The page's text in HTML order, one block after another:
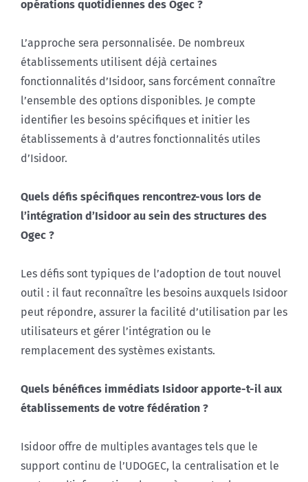
opérations quotidiennes des Ogec ?
L’approche sera personnalisée. De nombreux
établissements utilisent déjà certaines
fonctionnalités d’Isidoor, sans forcément connaître
l’ensemble des options disponibles. Je compte
identifier les besoins spécifiques et initier les
établissements à d’autres fonctionnalités utiles
d’Isidoor.
Quels défis spécifiques rencontrez-vous lors de
l’intégration d’Isidoor au sein des structures des
Ogec ?
Les défis sont typiques de l’adoption de tout nouvel
outil : il faut reconnaître les besoins auxquels Isidoor
peut répondre, assurer la facilité d’utilisation par les
utilisateurs et gérer l’intégration ou le
remplacement des systèmes existants.
Quels bénéfices immédiats Isidoor apporte-t-il aux
établissements de votre fédération ?
Isidoor offre de multiples avantages tels que le
support continu de l’UDOGEC, la centralisation et le